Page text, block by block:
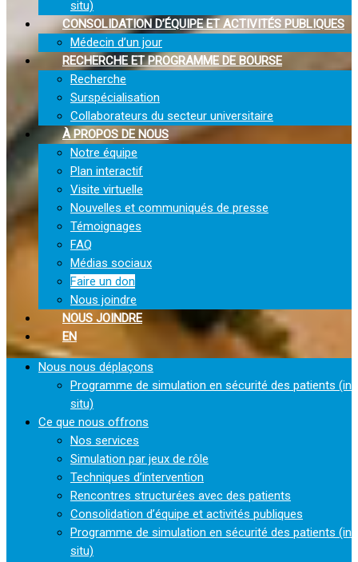
situ)
CONSOLIDATION D’ÉQUIPE ET ACTIVITÉS PUBLIQUES
Médecin d’un jour
RECHERCHE ET PROGRAMME DE BOURSE
Recherche
Surspécialisation
Collaborateurs du secteur universitaire
À PROPOS DE NOUS
Notre équipe
Plan interactif
Visite virtuelle
Nouvelles et communiqués de presse
Témoignages
FAQ
Médias sociaux
Faire un don
Nous joindre
NOUS JOINDRE
EN
Nous nous déplaçons
Programme de simulation en sécurité des patients (in
situ)
Ce que nous offrons
Nos services
Simulation par jeux de rôle
Techniques d’intervention
Rencontres structurées avec des patients
Consolidation d’équipe et activités publiques
Programme de simulation en sécurité des patients (in
situ)